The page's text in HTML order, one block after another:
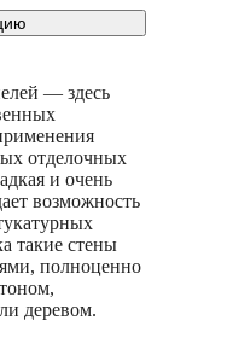
— здесь
отделочных
и очень
возможность
такие стены
полноценно
деревом.